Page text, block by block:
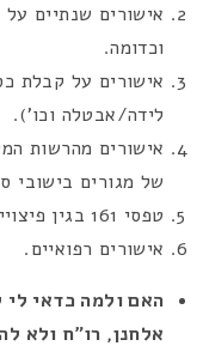
אישורים שנתיים
וכדומה.
אישורים על קבלת
לידה/אבטלה וכו’).
אישורים מהרשות
של מגורים בישובי
טפסי 161 בגין פיצויים.
אישורים רפואיים.
האם ולמה כדאי
אלחנן, רו”ח ולא